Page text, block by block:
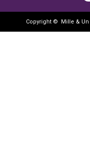
Copyright © Mille & Un